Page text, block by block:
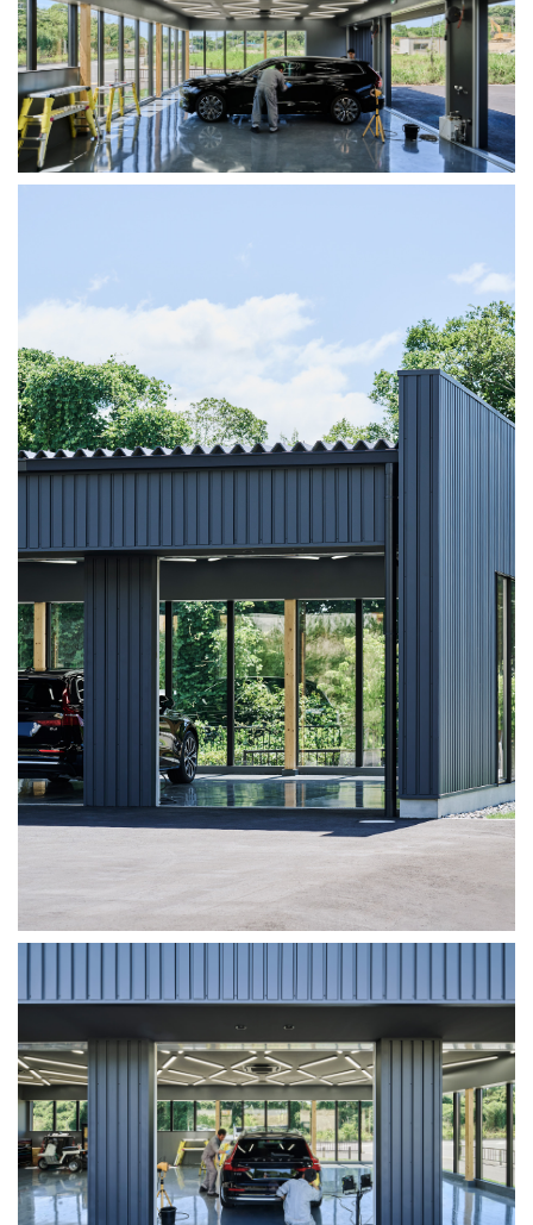
岸和田市地域包括支援センタ
ー
大阪府岸和田市
2017.04
桑原の家Ⅱ
大阪府和泉市
2015.11
生駒の家
奈良県生駒市
大阪府和泉市
南生駒の家
大阪府生駒市
2012.11